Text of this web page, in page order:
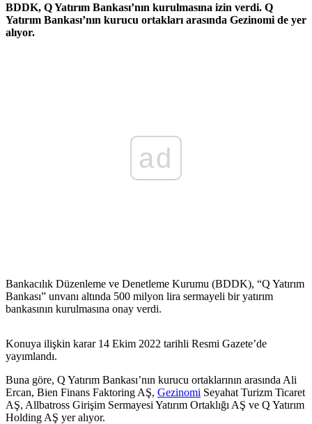
BDDK, Q Yatırım Bankası’nın kurulmasına izin verdi. Q
Yatırım Bankası’nın kurucu ortakları arasında Gezinomi de yer
alıyor.
ad
Bankacılık Düzenleme ve Denetleme Kurumu (BDDK), “Q Yatırım
Bankası” unvanı altında 500 milyon lira sermayeli bir yatırım
bankasının kurulmasına onay verdi.
Konuya ilişkin karar 14 Ekim 2022 tarihli Resmi Gazete’de
yayımlandı.
Buna göre, Q Yatırım Bankası’nın kurucu ortaklarının arasında Ali
Ercan, Bien Finans Faktoring AŞ, Gezinomi Seyahat Turizm Ticaret
AŞ, Allbatross Girişim Sermayesi Yatırım Ortaklığı AŞ ve Q Yatırım
Holding AŞ yer alıyor.